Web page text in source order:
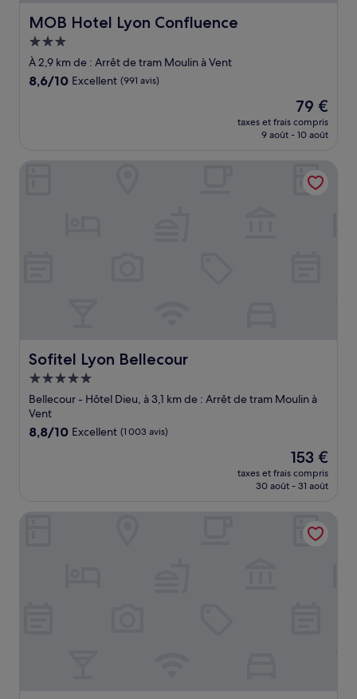
MOB Hotel Lyon Confluence
MOB Hotel Lyon Confluence
Hébergement
3.0 étoiles
À 2,9 km de : Arrêt de tram Moulin à Vent
8.6
8,6/10 Excellent (991 avis)
Le
nouveau
prix
de
79 €
79 €
taxes et frais compris
9 août - 10 août
Sofitel Lyon Bellecour
Sofitel Lyon Bellecour
Hébergement
5.0 étoiles
Bellecour - Hôtel Dieu, à 3,1 km de : Arrêt de tram Moulin à
Vent
8.8
8,8/10 Excellent (1 003 avis)
Le
nouveau
prix
de
153 €
153 €
taxes et frais compris
30 août - 31 août